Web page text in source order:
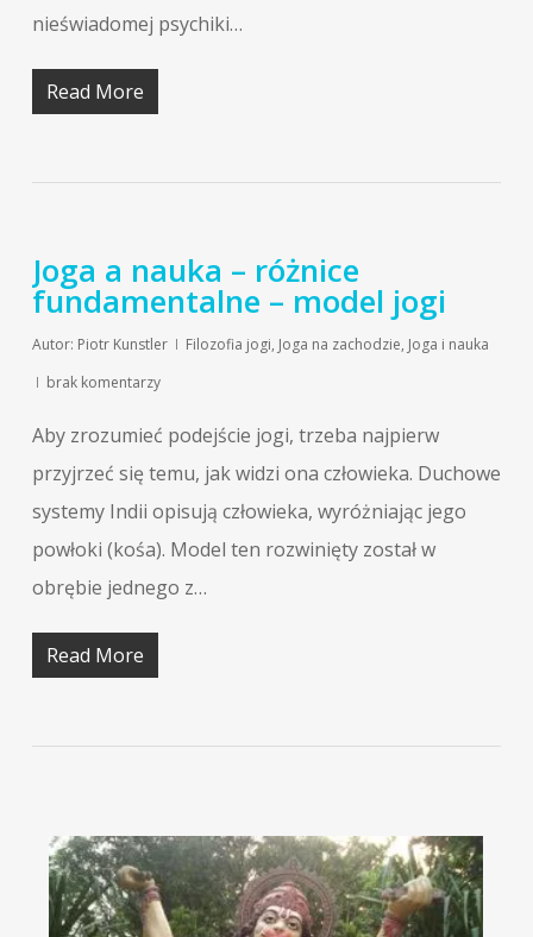
nieświadomej psychiki…
Read More
Joga a nauka – różnice
fundamentalne – model jogi
Autor: Piotr Kunstler Filozofia jogi, Joga na zachodzie, Joga i nauka
brak komentarzy
Aby zrozumieć podejście jogi, trzeba najpierw
przyjrzeć się temu, jak widzi ona człowieka. Duchowe
systemy Indii opisują człowieka, wyróżniając jego
powłoki (kośa). Model ten rozwinięty został w
obrębie jednego z…
Read More